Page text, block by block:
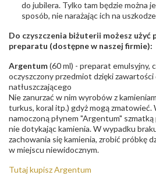
do jubilera. Tylko tam będzie można
sposób, nie narażając ich na
Do czyszczenia biżuterii możesz użyć
preparatu (dostępne w naszej firmie):
Argentum(60 ml) - preparat emulsyjny,
oczyszczony przedmiot dzięki
natłuszczającego
Nie zanurzać w nim wyrobów z
turkus, koral itp.) gdyż mogą zmatowieć.
namoczoną płynem "Argentum"
nie dotykając kamienia. W wypadku
zachowania się kamienia, zrobić próbkę
w miejscu niewidocznym.
Tutaj kupisz Argentum